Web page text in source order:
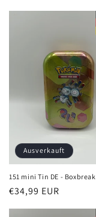
Ausverkauft
151 mini Tin DE - Boxbreak
Normaler
Preis
€34,99 EUR